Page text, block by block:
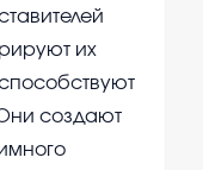
их
создают